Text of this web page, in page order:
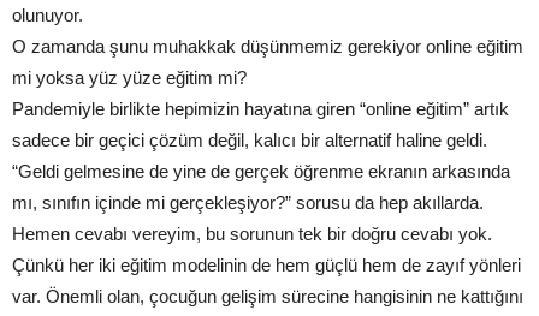
olunuyor.
O zamanda şunu muhakkak düşünmemiz gerekiyor online eğitim
mi yoksa yüz yüze eğitim mi?
Pandemiyle birlikte hepimizin hayatına giren “online eğitim” artık
sadece bir geçici çözüm değil, kalıcı bir alternatif haline geldi.
“Geldi gelmesine de yine de gerçek öğrenme ekranın arkasında
mı, sınıfın içinde mi gerçekleşiyor?” sorusu da hep akıllarda.
Hemen cevabı vereyim, bu sorunun tek bir doğru cevabı yok.
Çünkü her iki eğitim modelinin de hem güçlü hem de zayıf yönleri
var. Önemli olan, çocuğun gelişim sürecine hangisinin ne kattığını